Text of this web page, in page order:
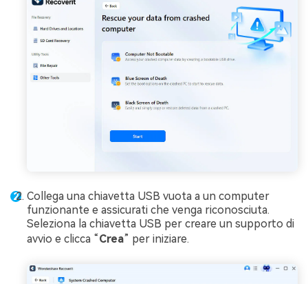
Collega una chiavetta USB vuota a un computer
funzionante e assicurati che venga riconosciuta.
Seleziona la chiavetta USB per creare un supporto di
avvio e clicca “Crea” per iniziare.